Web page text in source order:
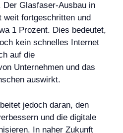
Der Glasfaser-Ausbau in
fortgeschritten und
1 Prozent. Dies bedeutet,
kein schnelles Internet
auf die
Unternehmen und das
auswirkt.
jedoch daran, den
und die digitale
In naher Zukunft